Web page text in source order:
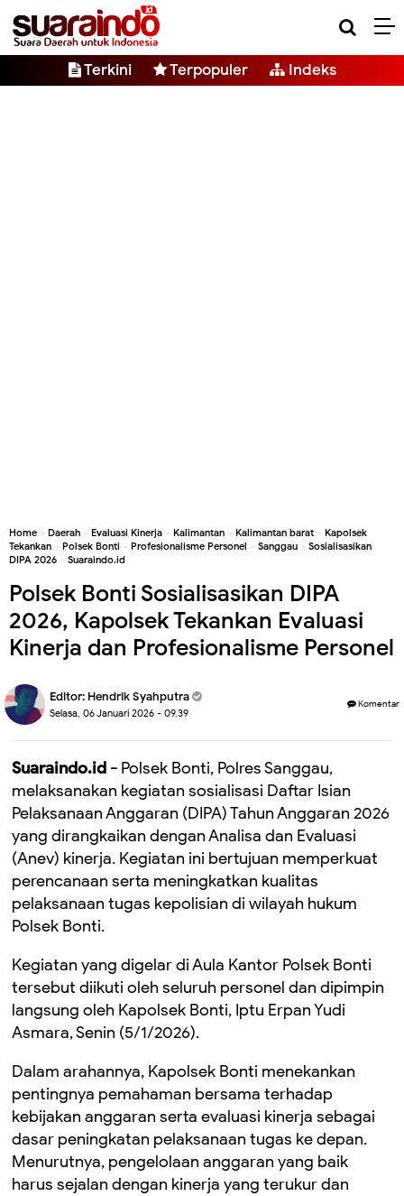
Terkini Terpopuler Indeks
Home » Daerah » Evaluasi Kinerja » Kalimantan » Kalimantan barat » Kapolsek
Tekankan » Polsek Bonti » Profesionalisme Personel » Sanggau » Sosialisasikan
DIPA 2026 » Suaraindo.id
Polsek Bonti Sosialisasikan DIPA
2026, Kapolsek Tekankan Evaluasi
Kinerja dan Profesionalisme Personel
Editor: Hendrik Syahputra
Selasa, 06 Januari 2026 - 09.39
Komentar
Suaraindo.id - Polsek Bonti, Polres Sanggau,
melaksanakan kegiatan sosialisasi Daftar Isian
Pelaksanaan Anggaran (DIPA) Tahun Anggaran 2026
yang dirangkaikan dengan Analisa dan Evaluasi
(Anev) kinerja. Kegiatan ini bertujuan memperkuat
perencanaan serta meningkatkan kualitas
pelaksanaan tugas kepolisian di wilayah hukum
Polsek Bonti.
Kegiatan yang digelar di Aula Kantor Polsek Bonti
tersebut diikuti oleh seluruh personel dan dipimpin
langsung oleh Kapolsek Bonti, Iptu Erpan Yudi
Asmara, Senin (5/1/2026).
Dalam arahannya, Kapolsek Bonti menekankan
pentingnya pemahaman bersama terhadap
kebijakan anggaran serta evaluasi kinerja sebagai
dasar peningkatan pelaksanaan tugas ke depan.
Menurutnya, pengelolaan anggaran yang baik
harus sejalan dengan kinerja yang terukur dan